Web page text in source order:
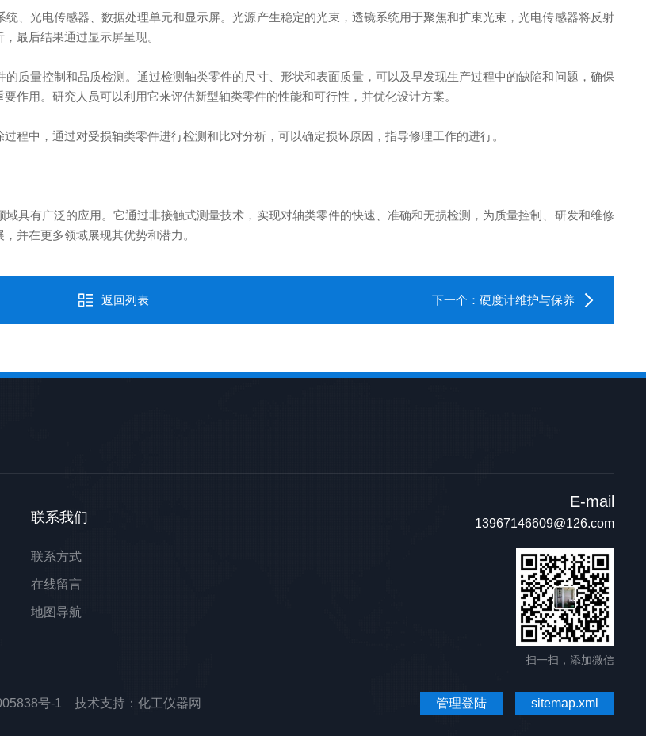
光电传感器、数据处理单元和显示屏。光源产生稳定的光束，透镜系统用于聚焦和扩束光束，光电传感器将反射
最后结果通过显示屏呈现。
量控制和品质检测。通过检测轴类零件的尺寸、形状和表面质量，可以及早发现生产过程中的缺陷和问题，确保
作用。研究人员可以利用它来评估新型轴类零件的性能和可行性，并优化设计方案。
中，通过对受损轴类零件进行检测和比对分析，可以确定损坏原因，指导修理工作的进行。
有广泛的应用。它通过非接触式测量技术，实现对轴类零件的快速、准确和无损检测，为质量控制、研发和维修
并在更多领域展现其优势和潜力。
返回列表 下一个： 硬度计维护与保养
联系我们
联系方式
在线留言
地图导航
E-mail
13967146609@126.com
扫一扫，添加微信
号-1 技术支持：化工仪器网 管理登陆 sitemap.xml